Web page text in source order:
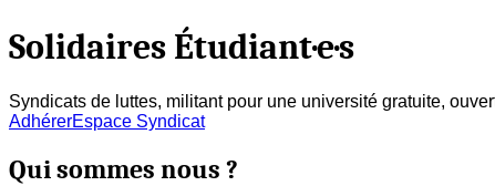
Solidaires Étudiant·e·s
Syndicats de luttes, militant pour une université gratuite,
AdhérerEspace Syndicat
Qui sommes nous ?